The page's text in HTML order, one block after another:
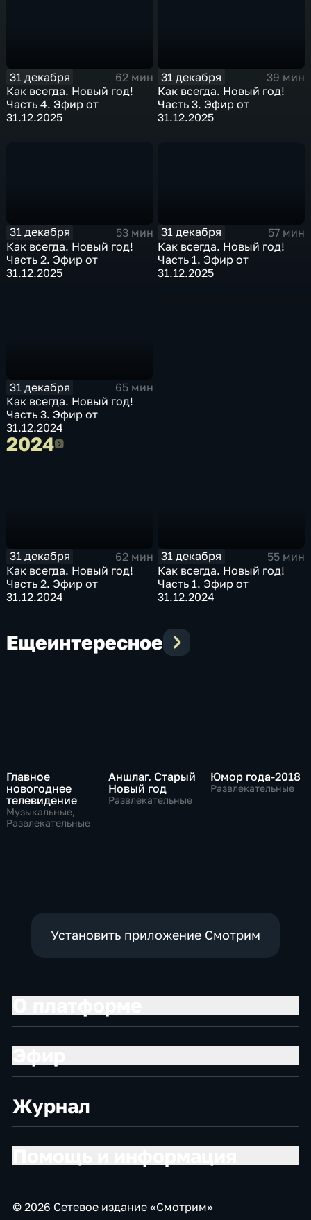
31 декабря
62 мин
Как всегда. Новый год!
Часть 4. Эфир от
31.12.2025
31 декабря
39 мин
Как всегда. Новый год!
Часть 3. Эфир от
31.12.2025
31 декабря
53 мин
Как всегда. Новый год!
Часть 2. Эфир от
31.12.2025
31 декабря
57 мин
Как всегда. Новый год!
Часть 1. Эфир от
31.12.2025
31 декабря
65 мин
Как всегда. Новый год!
Часть 3. Эфир от
31.12.2024
20242024
31 декабря
62 мин
Как всегда. Новый год!
Часть 2. Эфир от
31.12.2024
31 декабря
55 мин
Как всегда. Новый год!
Часть 1. Эфир от
31.12.2024
Ещеинтересное
Главное
новогоднее
телевидение
Музыкальные,
Развлекательные
Аншлаг. Старый
Новый год
Развлекательные
Юмор года-2018
Развлекательные
Установить приложение Смотрим
Журнал
© 2026 Сетевое издание «Смотрим»